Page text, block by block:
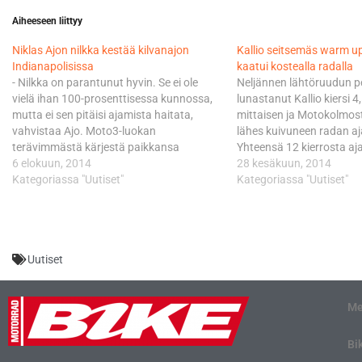
Aiheeseen liittyy
Niklas Ajon nilkka kestää kilvanajon
Indianapolisissa
- Nilkka on parantunut hyvin. Se ei ole
vielä ihan 100-prosenttisessa kunnossa,
mutta ei sen pitäisi ajamista haitata,
vahvistaa Ajo. Moto3-luokan
terävimmästä kärjestä paikkansa
lunastanut ja podiumsijoituksia
hanakasti kolkutellut Ajo koki kohtalonsa
"highsiderin" seurauksena.
6 elokuun, 2014
Kategoriassa "Uutiset"
Kallio seitsemäs warm
kaatui kostealla radalla
Neljännen lähtöruudun
lunastanut Kallio kiersi
mittaisen ja
lähes kuivuneen radan
Yhteensä 12 kierrosta
kärjestä, eli MM-sarjaa
suomalaiseen johtavasta
28 kesäkuun, 2014
Kategoriassa "Uutiset"
Uutiset